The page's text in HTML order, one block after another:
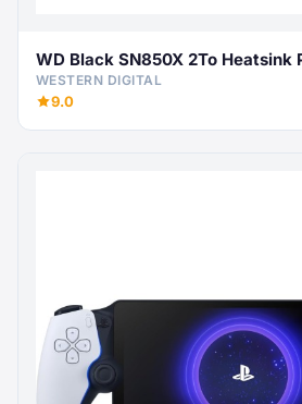
WD Black SN850X 2To Heatsink
WESTERN DIGITAL
9.0